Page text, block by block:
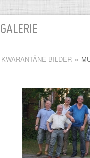
GALERIE
KWARANTÄNE BILDER »